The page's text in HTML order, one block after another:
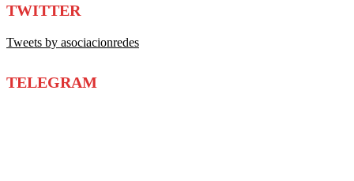
TWITTER
Tweets by asociacionredes
TELEGRAM